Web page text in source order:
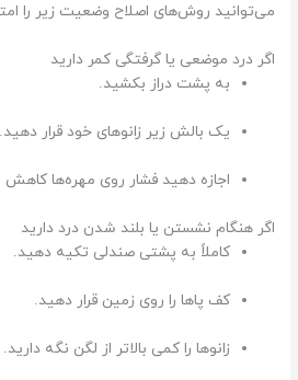
می‌توانید روش‌های اصلاح وضعیت زیر را
اگر درد موضعی یا گرفتگی کمر دارید
به پشت دراز بکشید.
یک بالش زیر زانوهای خود قرار دهید.
اجازه دهید فشار روی مهره‌ها
اگر هنگام نشستن یا بلند شدن درد دارید
کاملاً به پشتی صندلی تکیه دهید.
کف پاها را روی زمین قرار دهید.
زانوها را کمی بالاتر از لگن نگه دارید.